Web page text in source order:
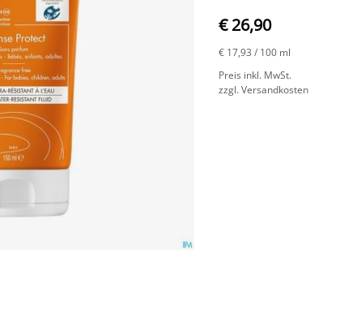
€ 26,90
€ 17,93 / 100 ml
Preis inkl. MwSt.
zzgl. Versandkosten